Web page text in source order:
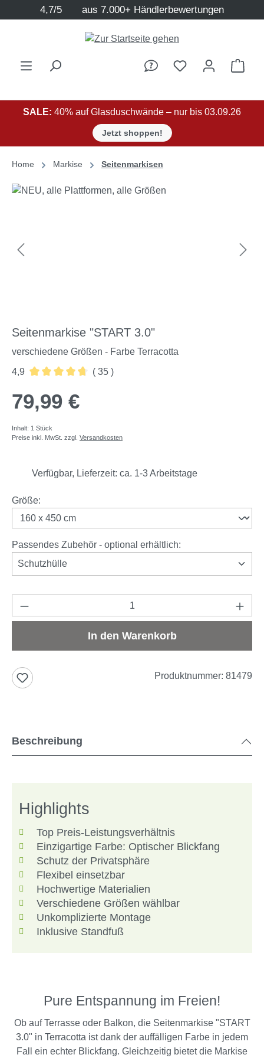
Zum Hauptinhalt springen
4,7/5 aus 7.000+ Händlerbewertungen
SALE: 40% auf Glasduschwände – nur bis 03.09.26
Jetzt shoppen!
Home Markise Seitenmarkisen
Bildergalerie überspringen
Seitenmarkise "START 3.0"
verschiedene Größen - Farbe Terracotta
4,9
( 35 )
79,99 €
Inhalt: 1 Stück
Preise inkl. MwSt. zzgl. Versandkosten
Verfügbar, Lieferzeit: ca. 1-3 Arbeitstage
Größeauswählen
:
Passendes Zubehör - optional erhältlich:
Schutzhülle
Produkt Anzahl: Gib den gewünschten
In den Warenkorb
Produktnummer: 81479
Beschreibung
Highlights
Top Preis-Leistungsverhältnis
Einzigartige Farbe: Optischer Blickfang
Schutz der Privatsphäre
Flexibel einsetzbar
Hochwertige Materialien
Verschiedene Größen wählbar
Unkomplizierte Montage
Inklusive Standfuß
Pure Entspannung im Freien!
Ob auf Terrasse oder Balkon, die Seitenmarkise "START
3.0" in Terracotta ist dank der auffälligen Farbe in jedem
Fall ein echter Blickfang. Gleichzeitig bietet die Markise